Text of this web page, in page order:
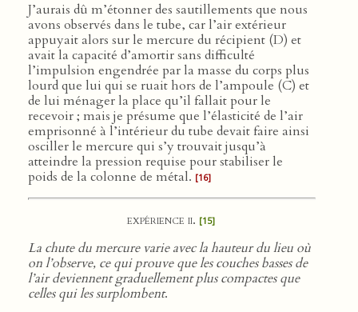
J’aurais dû m’étonner des sautillements que nous
avons observés dans le tube, car l’air extérieur
appuyait alors sur le mercure du récipient (D) et
avait la capacité d’amortir sans difficulté
l’impulsion engendrée par la masse du corps plus
lourd que lui qui se ruait hors de l’ampoule (C) et
de lui ménager la place qu’il fallait pour le
recevoir ; mais je présume que l’élasticité de l’air
emprisonné à l’intérieur du tube devait faire ainsi
osciller le mercure qui s’y trouvait jusqu’à
atteindre la pression requise pour stabiliser le
poids de la colonne de métal. [16]
expérience ii. [15]
La chute du mercure varie avec la hauteur du lieu où
on l’observe, ce qui prouve que les couches basses de
l’air deviennent graduellement plus compactes que
celles qui les surplombent.